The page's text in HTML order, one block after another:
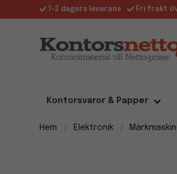
1-2 dagars leverans Fri frakt
Kontorsvaror & Papper
Hem Elektronik